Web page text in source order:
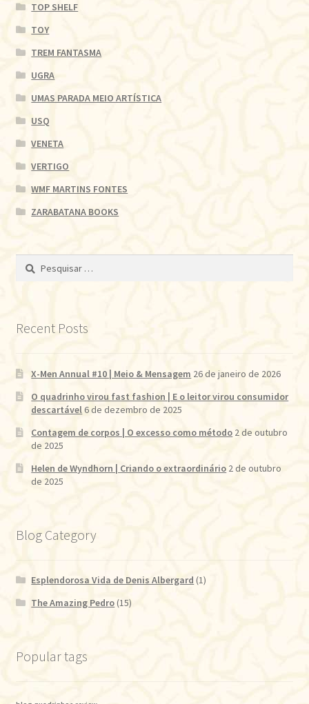
TOP SHELF
TOY
TREM FANTASMA
UGRA
UMAS PARADA MEIO ARTÍSTICA
USQ
VENETA
VERTIGO
WMF MARTINS FONTES
ZARABATANA BOOKS
Pesquisar
Recent Posts
X-Men Annual #10 | Meio & Mensagem 26 de janeiro de 2026
O quadrinho virou fast fashion | E o leitor virou consumidor
descartável6 de dezembro de 2025
Contagem de corpos | O excesso como método 2 de outubro
de 2025
Helen de Wyndhorn | Criando o extraordinário 2 de outubro
de 2025
Blog Category
Esplendorosa Vida de Denis Albergard (1)
The Amazing Pedro (15)
Popular tags